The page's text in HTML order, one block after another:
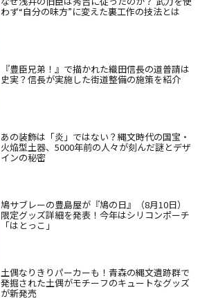
わず“自分の味方”に変えた裏工作の技法とは
『豊臣兄弟！』で描かれた織田信長の道普請は
史実？信長が実施した街道整備の施策を紹介
あの装飾は「炎」ではない？縄文時代の国宝・
火焔型土器、5000年前の人々が刻んだ謎とデザ
インの秘密
鳩サブレーの豊島屋が『鳩の日』（8月10日）
限定グッズ詳細を発表！今年はシリコンポーチ
「はとっこ」
土偶なりきりパーカーも！青森の縄文遺跡群で
発掘された土偶がモチーフのキュートなグッズ
が新発売